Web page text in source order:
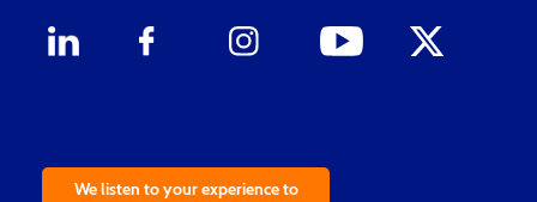
We listen to your experience to